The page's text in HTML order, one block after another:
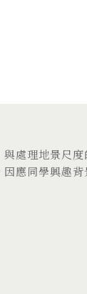
處理地景尺
應同學興趣